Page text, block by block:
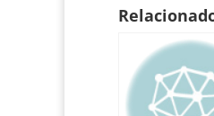
Silencio. 2.-
burraco, 480
3.- Triguereño,